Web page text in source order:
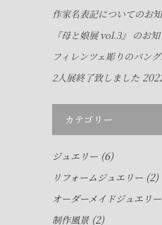
作家名表記についてのお
『母と娘展 vol.3』 のお
フィレンツェ彫りのバン
2人展終了致しました
カテゴリー
ジュエリー (6)
リフォームジュエリー (2)
オーダーメイドジュエリー
制作風景(2)